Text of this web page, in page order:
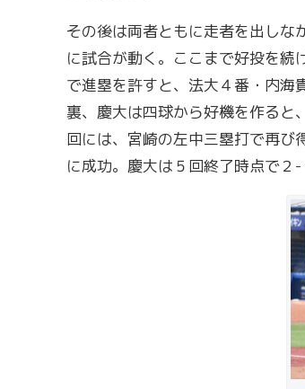
その後は両者ともに走者を出しな
に試合が動く。ここまで好投を続
で進塁を許すと、法大４番・内海
裏、慶大は四球から好機を作ると
回には、宮崎の左中三塁打で再び
に成功。慶大は５回終了時点で２